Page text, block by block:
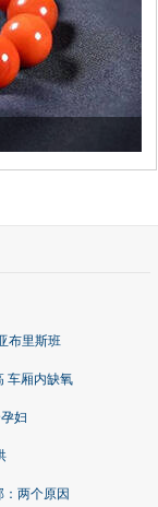
布里斯班
车厢内缺氧
妇
两个原因